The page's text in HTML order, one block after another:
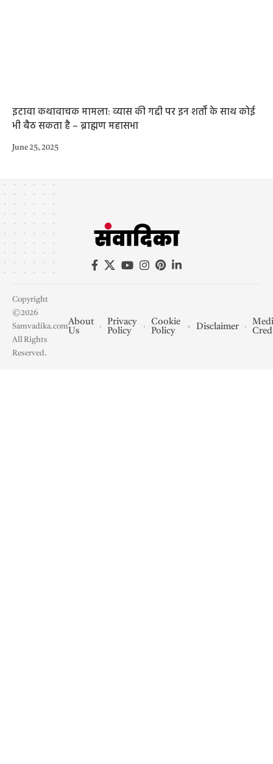
इटावा कथावाचक मामला: व्यास की गद्दी पर इन शर्तों के साथ कोई
भी बैठ सकता है – ब्राह्मण महासभा
June 25, 2025
Copyright
©2026
Samvadika.com
All Rights
Reserved.
About
Us
Privacy
Policy
Cookie
Policy
Disclaimer